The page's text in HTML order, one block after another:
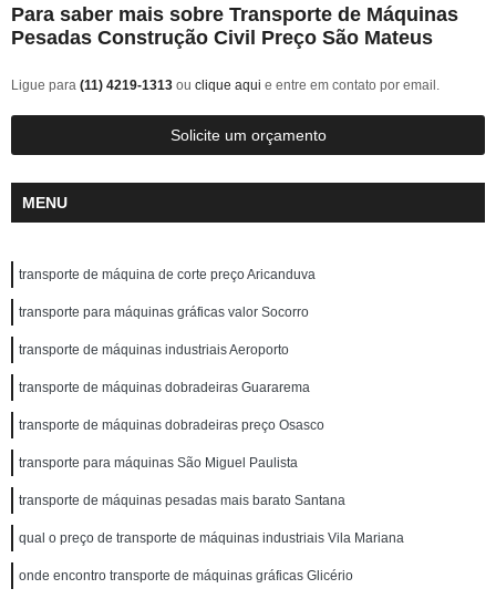
Para saber mais sobre Transporte de Máquinas
Pesadas Construção Civil Preço São Mateus
Ligue para (11) 4219-1313 ou clique aqui e entre em contato por email.
Solicite um orçamento
MENU
transporte de máquina de corte preço Aricanduva
transporte para máquinas gráficas valor Socorro
transporte de máquinas industriais Aeroporto
transporte de máquinas dobradeiras Guararema
transporte de máquinas dobradeiras preço Osasco
transporte para máquinas São Miguel Paulista
transporte de máquinas pesadas mais barato Santana
qual o preço de transporte de máquinas industriais Vila Mariana
onde encontro transporte de máquinas gráficas Glicério